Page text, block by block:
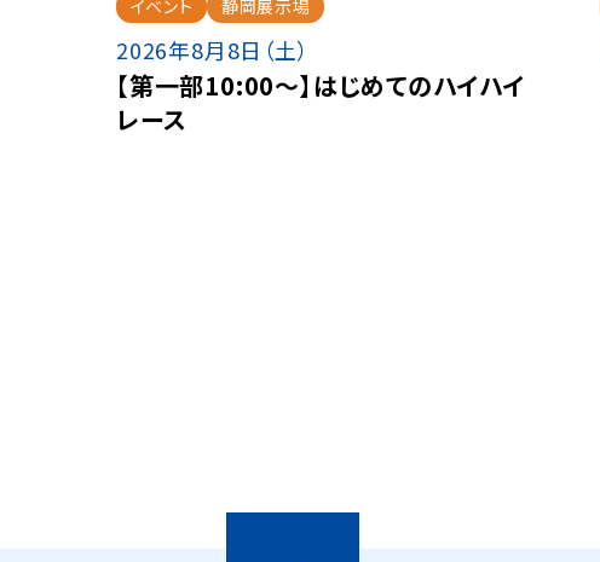
イベント 静岡展示場
2026年8月8日（土）
【第一部10:00～】はじめてのハイハイ
レース